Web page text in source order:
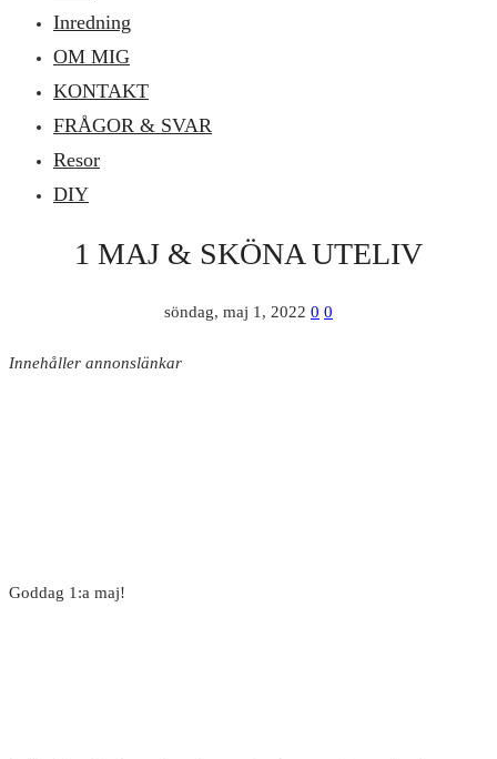
Inredning
OM MIG
KONTAKT
FRÅGOR & SVAR
Resor
DIY
1 MAJ & SKÖNA UTELIV
söndag, maj 1, 2022 0 0
Innehåller annonslänkar
Goddag 1:a maj!